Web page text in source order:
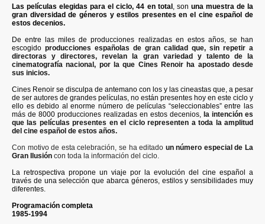
Las películas elegidas para el ciclo, 44 en total, son una muestra de la
gran diversidad de géneros y estilos presentes en el cine español de
estos decenios.
De entre las miles de producciones realizadas en estos años, se han
escogido producciones españolas de gran calidad que, sin repetir a
directoras y directores, revelan la gran variedad y talento de la
cinematografía nacional, por la que Cines Renoir ha apostado desde
sus inicios.
Cines Renoir se disculpa de antemano con los y las cineastas que, a pesar
de ser autores de grandes películas, no están presentes hoy en este ciclo y
ello es debido al enorme número de películas “seleccionables” entre las
más de 8000 producciones realizadas en estos decenios, la intención es
que las películas presentes en el ciclo representen a toda la amplitud
del cine español de estos años.
Con motivo de esta celebración, se ha editado un número especial de La
Gran Ilusión con toda la información del ciclo.
La retrospectiva propone un viaje por la evolución del cine español a
través de una selección que abarca géneros, estilos y sensibilidades muy
diferentes.
Programación completa
1985-1994